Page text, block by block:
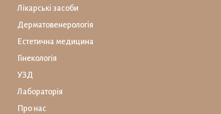
Лікарські засоби
Дерматовенерологія
Естетична медицина
Гінекологія
УЗД
Лабораторiя
Про нас